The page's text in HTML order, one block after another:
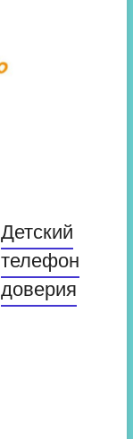
Детский
телефон
доверия